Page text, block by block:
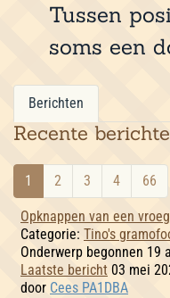
Tussen
soms een
Berichten
Recente
1 2 3 4 66
Opknappen van een
Categorie: Tino's
Onderwerp begonnen 19
Laatste bericht 03 mei
door Cees PA1DBA